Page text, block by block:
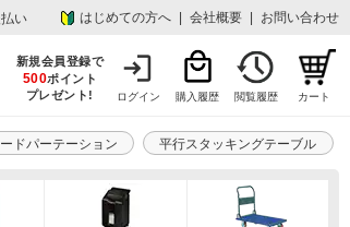
い はじめての方へ 会社概要 お問い合わせ
新規会員登録で
500ポイント
プレゼント!
ログイン 購入履歴 閲覧履歴 カート
ドパーテーション 平行スタッキングテーブル